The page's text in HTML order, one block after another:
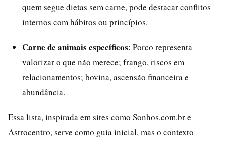
quem segue dietas sem carne, pode destacar conflitos
internos com hábitos ou princípios.
Carne de animais específicos: Porco representa
valorizar o que não merece; frango, riscos em
relacionamentos; bovina, ascensão financeira e
abundância.
Essa lista, inspirada em sites como Sonhos.com.br e
Astrocentro, serve como guia inicial, mas o contexto